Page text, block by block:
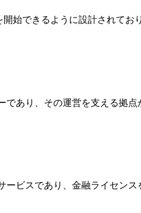
始できるように設計されて
あり、その運営を支える拠
ビスであり、金融ライセン